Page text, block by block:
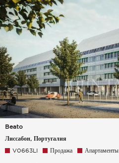
Beato
Лиссабон, Португалия
V0663LI Продажа Апартаменты